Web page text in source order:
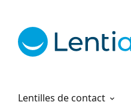
Lentilles de contact
Solutions
Comment commander